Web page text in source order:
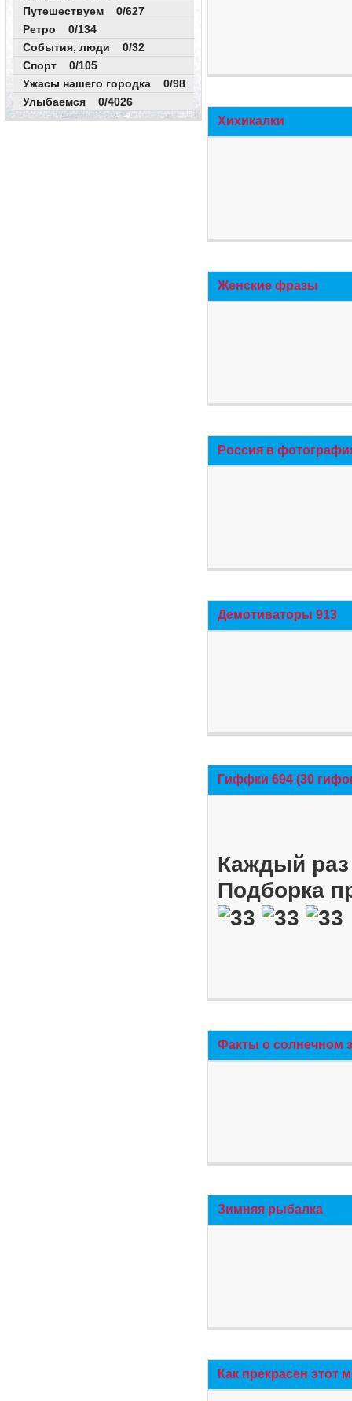
Путешествуем 0/627
Ретро 0/134
События, люди 0/32
Спорт 0/105
Ужасы нашего городка 0/98
Улыбаемся 0/4026
Хихикалки
Женские фразы
Россия в
Демотиваторы 913
Гиффки 694 (30
Каждый
Подборка
Факты о солнечном
Зимняя рыбалка
Как прекрасен этот